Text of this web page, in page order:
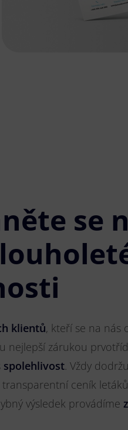
se
klientů, kteří se na nás
nejlepší zárukou
spolehlivost. Vždy
ceník
výsledek provádíme